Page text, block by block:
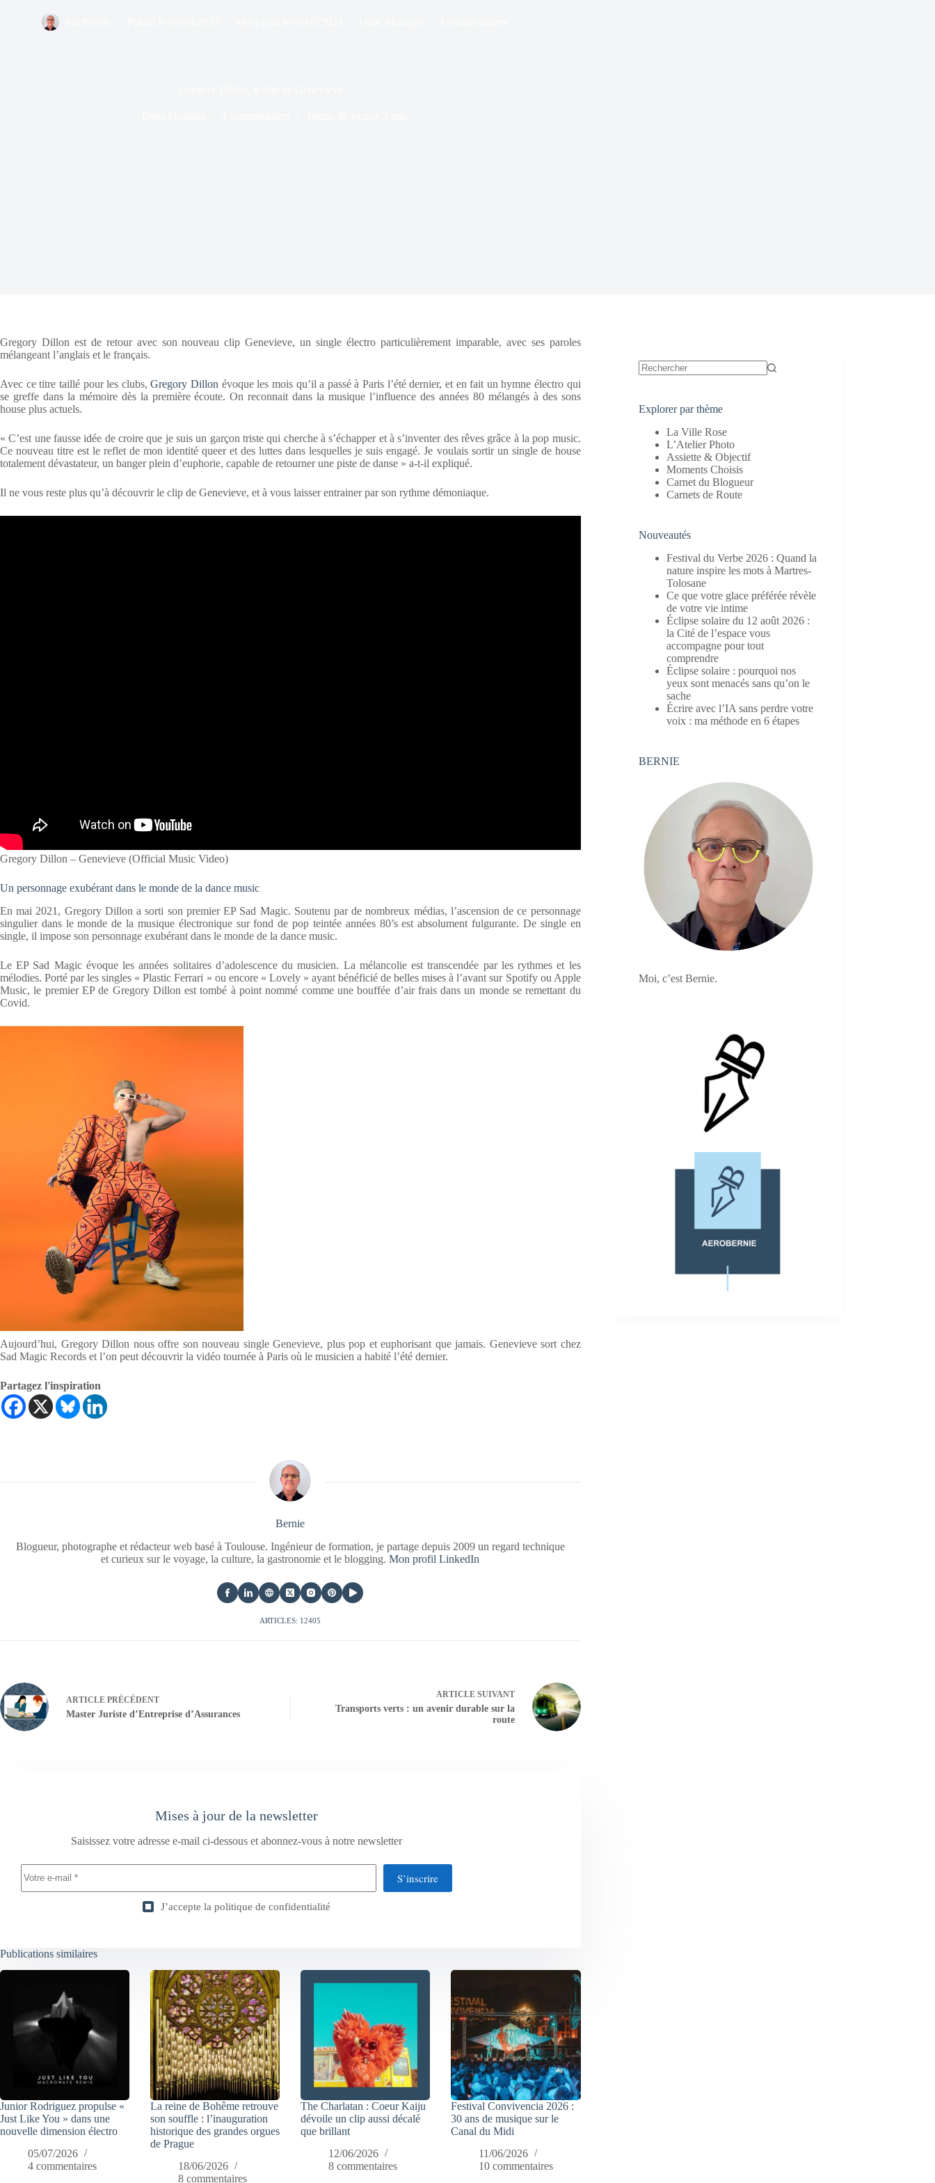
Gregory Dillon est de retour avec son nouveau clip Genevieve, un single électro particulièrement imparable, avec ses paroles
mélangeant l’anglais et le français.
Avec ce titre taillé pour les clubs,Gregory Dillon évoque les mois qu’il a passé à Paris l’été dernier, et en fait un hymne électro qui
se greffe dans la mémoire dès la première écoute. On reconnait dans la musique l’influence des années 80 mélangés à des sons
house plus actuels.
« C’est une fausse idée de croire que je suis un garçon triste qui cherche à s’échapper et à s’inventer des rêves grâce à la pop music.
Ce nouveau titre est le reflet de mon identité queer et des luttes dans lesquelles je suis engagé. Je voulais sortir un single de house
totalement dévastateur, un banger plein d’euphorie, capable de retourner une piste de danse » a-t-il expliqué.
Il ne vous reste plus qu’à découvrir le clip de Genevieve, et à vous laisser entrainer par son rythme démoniaque.
Gregory Dillon – Genevieve (Official Music Video)
Un personnage exubérant dans le monde de la dance music
En mai 2021, Gregory Dillon a sorti son premier EP Sad Magic. Soutenu par de nombreux médias, l’ascension de ce personnage
singulier dans le monde de la musique électronique sur fond de pop teintée années 80’s est absolument fulgurante. De single en
single, il impose son personnage exubérant dans le monde de la dance music.
Le EP Sad Magic évoque les années solitaires d’adolescence du musicien. La mélancolie est transcendée par les rythmes et les
mélodies. Porté par les singles « Plastic Ferrari » ou encore « Lovely » ayant bénéficié de belles mises à l’avant sur Spotify ou Apple
Music, le premier EP de Gregory Dillon est tombé à point nommé comme une bouffée d’air frais dans un monde se remettant du
Covid.
Aujourd’hui, Gregory Dillon nous offre son nouveau single Genevieve, plus pop et euphorisant que jamais. Genevieve sort chez
Sad Magic Records et l’on peut découvrir la vidéo tournée à Paris où le musicien a habité l’été dernier.
Partagez l'inspiration
Bernie
Blogueur, photographe et rédacteur web basé à Toulouse. Ingénieur de formation, je partage depuis 2009 un regard technique
et curieux sur le voyage, la culture, la gastronomie et le blogging.Mon profil LinkedIn
ARTICLES: 12405
ARTICLE PRÉCÉDENT
Master Juriste d’Entreprise d’Assurances
ARTICLESUIVANT
Transports verts : un avenir durable sur la
route
Mises à jour de la newsletter
Saisissez votre adresse e-mail ci-dessous et abonnez-vous à notre newsletter
S’inscrire
J’accepte la politique de confidentialité
Publications similaires
Junior Rodriguez propulse «
Just Like You » dans une
nouvelle dimension électro
05/07/2026
4 commentaires
La reine de Bohême retrouve
son souffle : l’inauguration
historique des grandes orgues
de Prague
18/06/2026
8 commentaires
The Charlatan : Coeur Kaiju
dévoile un clip aussi décalé
que brillant
12/06/2026
8 commentaires
Festival Convivencia 2026 :
30 ans de musique sur le
Canal du Midi
11/06/2026
10 commentaires
Explorer par thème
La Ville Rose
L’Atelier Photo
Assiette & Objectif
Moments Choisis
Carnet du Blogueur
Carnets de Route
Nouveautés
Festival du Verbe 2026 : Quand la
nature inspire les mots à Martres-
Tolosane
Ce que votre glace préférée révèle
de votre vie intime
Éclipse solaire du 12 août 2026 :
la Cité de l’espace vous
accompagne pour tout
comprendre
Éclipse solaire : pourquoi nos
yeux sont menacés sans qu’on le
sache
Écrire avec l’IA sans perdre votre
voix : ma méthode en 6 étapes
BERNIE
Moi, c’est Bernie.